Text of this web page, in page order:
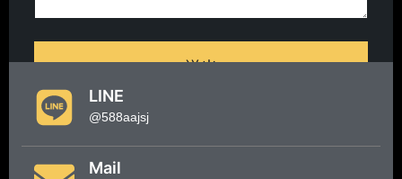
送出
LINE
@588aajsj
Mail